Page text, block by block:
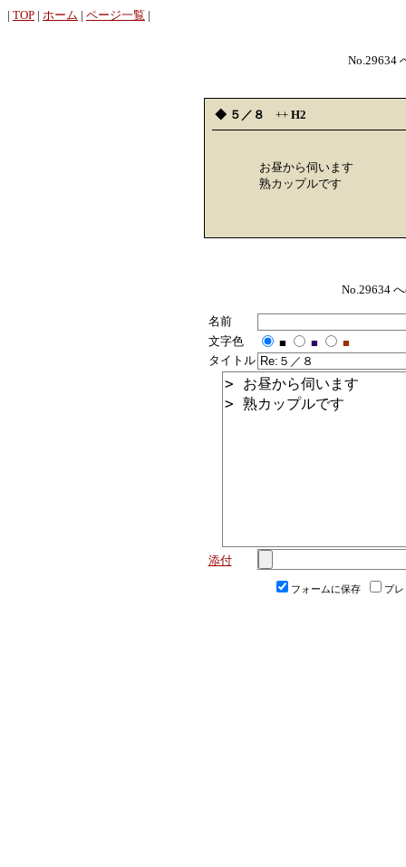
| TOP | ホーム | ページ一覧 |
No.29634
◆ ５／８ ++ H2
お昼から伺います
熟カップルです
No.29634
名前
文字色
■ ■
■
タイトル
添付
フォームに保存 プ